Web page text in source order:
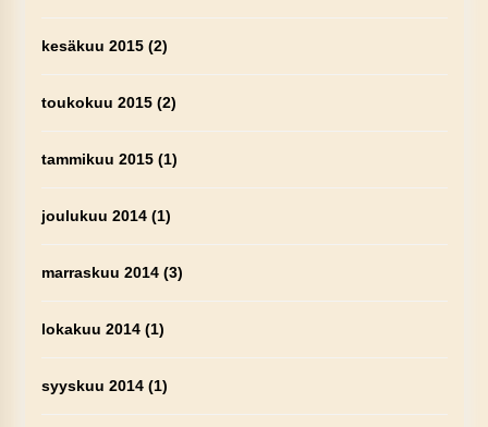
kesäkuu 2015(2)
toukokuu 2015(2)
tammikuu 2015(1)
joulukuu 2014(1)
marraskuu 2014(3)
lokakuu 2014(1)
syyskuu 2014(1)